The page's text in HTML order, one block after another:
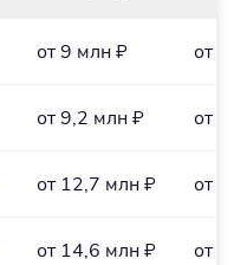
от 9 млн ₽ от
от 9,2 млн ₽ от
от 12,7 млн ₽ от
от 14,6 млн ₽ от